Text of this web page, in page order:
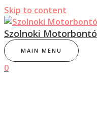
Skip to content
Szolnoki Motorbontó
MAIN MENU
0